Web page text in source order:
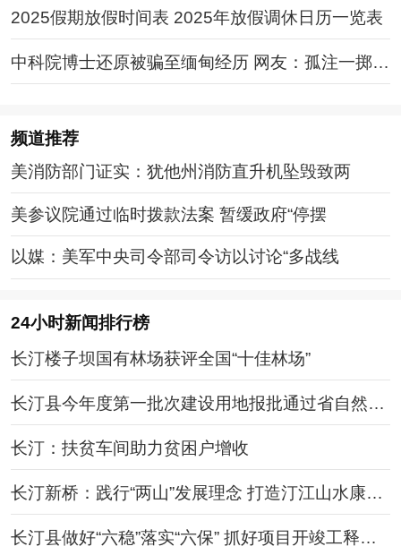
2025假期放假时间表 2025年放假调休日历一览表
中科院博士还原被骗至缅甸经历 网友：孤注一掷现
实版
频道推荐
美消防部门证实：犹他州消防直升机坠毁致两
美参议院通过临时拨款法案 暂缓政府“停摆
以媒：美军中央司令部司令访以讨论“多战线
24小时新闻排行榜
长汀楼子坝国有林场获评全国“十佳林场”
长汀县今年度第一批次建设用地报批通过省自然资
源厅网上审查
长汀：扶贫车间助力贫困户增收
长汀新桥：践行“两山”发展理念 打造汀江山水康养
小镇
长汀县做好“六稳”落实“六保” 抓好项目开竣工释放